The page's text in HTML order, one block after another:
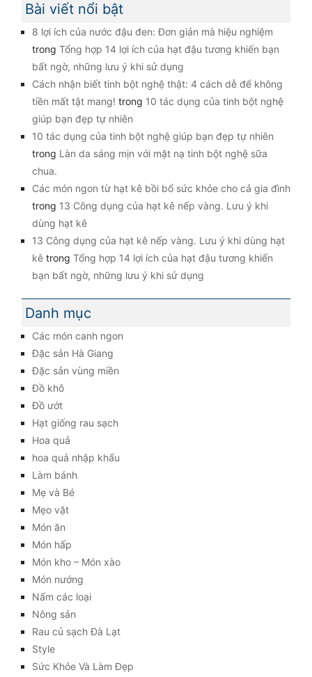
Bài viết nổi bật
8 lợi ích của nước đậu đen: Đơn giản mà hiệu nghiệm
trong Tổng hợp 14 lợi ích của hạt đậu tương khiến bạn
bất ngờ, những lưu ý khi sử dụng
Cách nhận biết tinh bột nghệ thật: 4 cách dễ để không
tiền mất tật mang! trong 10 tác dụng của tinh bột nghệ
giúp bạn đẹp tự nhiên
10 tác dụng của tinh bột nghệ giúp bạn đẹp tự nhiên
trong Làn da sáng mịn với mặt nạ tinh bột nghệ sữa
chua.
Các món ngon từ hạt kê bồi bổ sức khỏe cho cả gia đình
trong 13 Công dụng của hạt kê nếp vàng. Lưu ý khi
dùng hạt kê
13 Công dụng của hạt kê nếp vàng. Lưu ý khi dùng hạt
kê trong Tổng hợp 14 lợi ích của hạt đậu tương khiến
bạn bất ngờ, những lưu ý khi sử dụng
Danh mục
Các món canh ngon
Đặc sản Hà Giang
Đặc sản vùng miền
Đồ khô
Đồ ướt
Hạt giống rau sạch
Hoa quả
hoa quả nhập khẩu
Làm bánh
Mẹ và Bé
Mẹo vặt
Món ăn
Món hấp
Món kho – Món xào
Món nướng
Nấm các loại
Nông sản
Rau củ sạch Đà Lạt
Style
Sức Khỏe Và Làm Đẹp